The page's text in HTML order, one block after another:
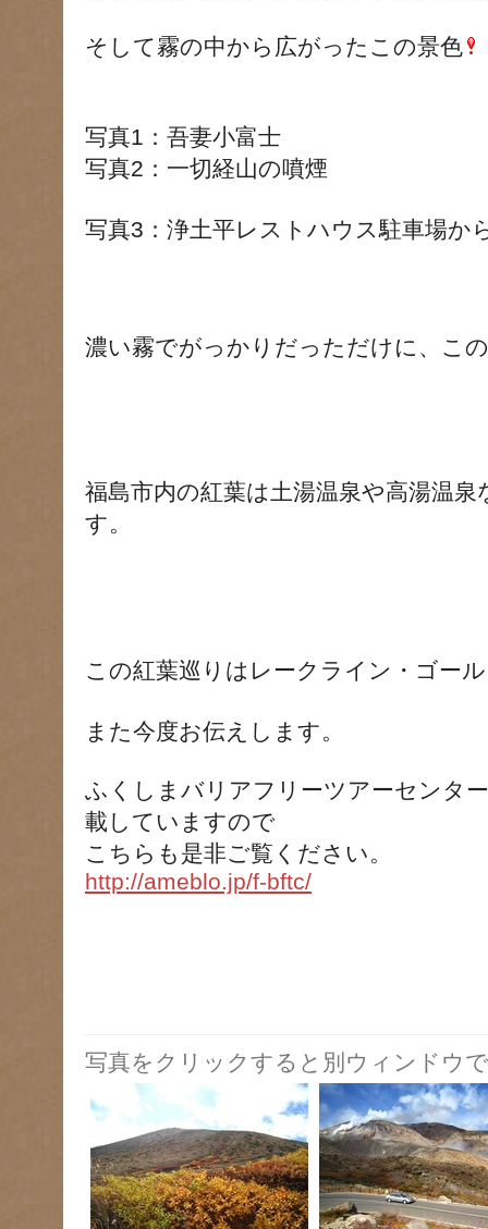
そして霧の中から広がったこの景色
写真1： 吾妻小富士
写真2：一切経山の噴煙
写真3：浄土平レストハウス駐車場か
濃い霧でがっかりだっただけに、こ
福島市内の紅葉は土湯温泉や高湯温
す。
この紅葉巡りはレークライン・ゴー
また今度お伝えします。
ふくしまバリアフリーツアーセンタ
載していますので
こちらも是非ご覧ください。
http://ameblo.jp/f-bftc/
写真をクリックすると別ウィンドウ